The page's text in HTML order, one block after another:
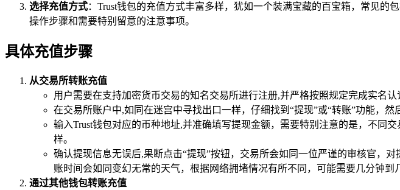
选择充值方式：Trust钱包的充值方式丰富多样，犹如一个装满宝藏的百宝箱，常见
操作步骤和需要特别留意的注意事项。
具体充值步骤
从交易所转账充值
用户需要在支持加密货币交易的知名交易所进行注册,并严格按照规定完成实名
在交易所账户中,如同在迷宫中寻找出口一样，仔细找到“提现”或“转账”功能，然
输入Trust钱包对应的币种地址,并准确填写提现金额，需要特别注意的是，不同
样。
确认提现信息无误后,果断点击“提现”按钮，交易所会如同一位严谨的审核官，
账时间会如同变幻无常的天气，根据网络拥堵情况有所不同，可能需要几分钟到
通过其他钱包转账充值